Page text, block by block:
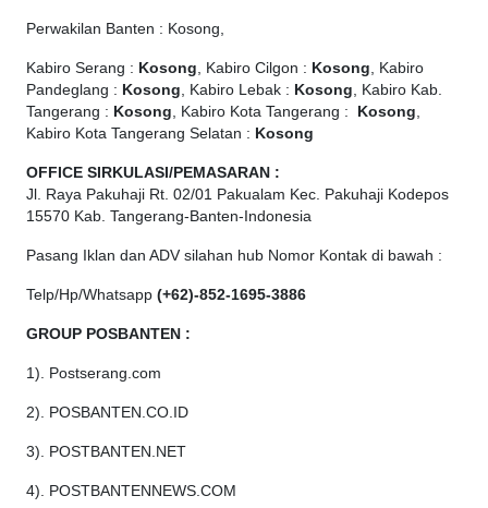
Perwakilan Banten : Kosong,
Kabiro Serang : Kosong, Kabiro Cilgon : Kosong, Kabiro
Pandeglang : Kosong, Kabiro Lebak : Kosong, Kabiro Kab.
Tangerang : Kosong, Kabiro Kota Tangerang : Kosong,
Kabiro Kota Tangerang Selatan : Kosong
OFFICE SIRKULASI/PEMASARAN :
Jl. Raya Pakuhaji Rt. 02/01 Pakualam Kec. Pakuhaji Kodepos
15570 Kab. Tangerang-Banten-Indonesia
Pasang Iklan dan ADV silahan hub Nomor Kontak di bawah :
Telp/Hp/Whatsapp (+62)-852-1695-3886
GROUP POSBANTEN :
1). Postserang.com
2). POSBANTEN.CO.ID
3). POSTBANTEN.NET
4). POSTBANTENNEWS.COM